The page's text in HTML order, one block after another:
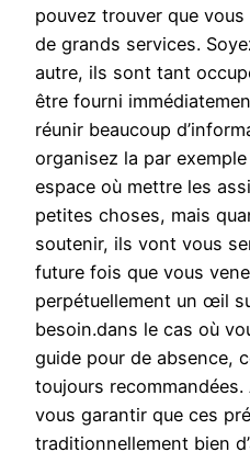
pouvez trouver que
de grands services.
autre, ils sont tant
être fourni
réunir beaucoup
organisez la par
espace où mettre les
petites choses, mais
soutenir, ils vont vous
future fois que vous
perpétuellement un œil
besoin.dans le cas où
guide pour de absence,
toujours
vous garantir que ces
traditionnellement bien